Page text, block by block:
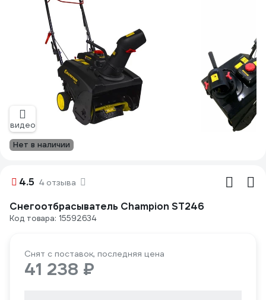
видео
Нет в наличии
4.5 4 отзыва
Снегоотбрасыватель Champion ST246
Код товара: 15592634
Снят с поставок, последняя цена
41 238 ₽